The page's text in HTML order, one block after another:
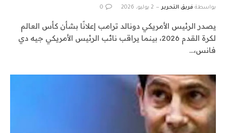
بواسطة فريق التحرير 2 يوليو، 2026 0
يصدر الرئيس الأمريكي دونالد ترامب إعلانًا بشأن كأس العالم
لكرة القدم 2026، بينما يراقب نائب الرئيس الأمريكي جيه دي
فانس،…